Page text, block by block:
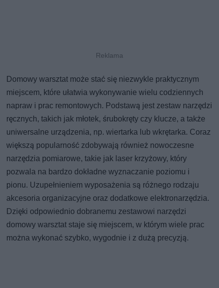
Domowy warsztat może stać się niezwykle praktycznym
miejscem, które ułatwia wykonywanie wielu codziennych
napraw i prac remontowych. Podstawą jest zestaw narzędzi
ręcznych, takich jak młotek, śrubokręty czy klucze, a także
uniwersalne urządzenia, np. wiertarka lub wkrętarka. Coraz
większą popularność zdobywają również nowoczesne
narzędzia pomiarowe, takie jak laser krzyżowy, który
pozwala na bardzo dokładne wyznaczanie poziomu i
pionu. Uzupełnieniem wyposażenia są różnego rodzaju
akcesoria organizacyjne oraz dodatkowe elektronarzędzia.
Dzięki odpowiednio dobranemu zestawowi narzędzi
domowy warsztat staje się miejscem, w którym wiele prac
można wykonać szybko, wygodnie i z dużą precyzją.